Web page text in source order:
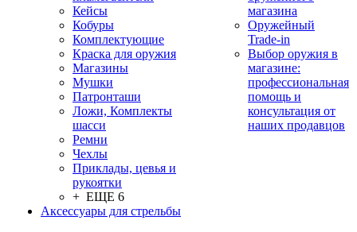
Кейсы
Кобуры
Комплектующие
Краска для оружия
Магазины
Мушки
Патронташи
Ложи, Комплекты
шасси
Ремни
Чехлы
Приклады, цевья и
рукоятки
+ ЕЩЕ 6
Аксессуары для стрельбы
магазина
Оружейный
Trade-in
Выбор оружия в
магазине:
профессиональная
помощь и
консультация от
наших продавцов